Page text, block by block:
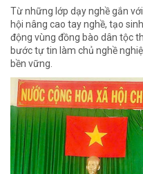
Từ những lớp dạy nghề gắn
hội nâng cao tay nghề, tạo
động vùng đồng bào dân tộc
bước tự tin làm chủ nghề
bền vững.